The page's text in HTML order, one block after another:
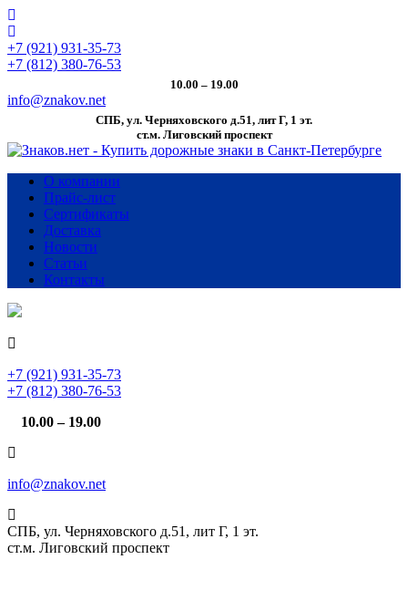
+7 (921) 931-35-73
+7 (812) 380-76-53
10.00 – 19.00
info@znakov.net
СПБ, ул. Черняховского д.51, лит Г, 1 эт.
cт.м. Лиговский проспект
О компании
Прайс-лист
Сертификаты
Доставка
Новости
Статьи
Контакты
+7 (921) 931-35-73
+7 (812) 380-76-53
10.00 – 19.00
info@znakov.net
СПБ, ул. Черняховского д.51, лит Г, 1 эт.
cт.м. Лиговский проспект